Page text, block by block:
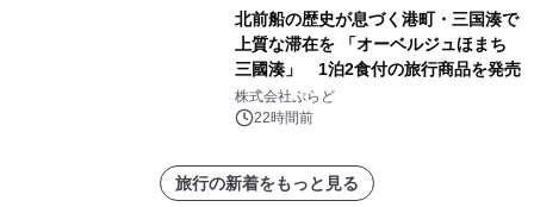
北前船の歴史が息づく港町・三国湊で
上質な滞在を 「オーベルジュほまち
三國湊」 1泊2食付の旅行商品を発売
株式会社ぷらど
22時間前
旅行の新着をもっと見る